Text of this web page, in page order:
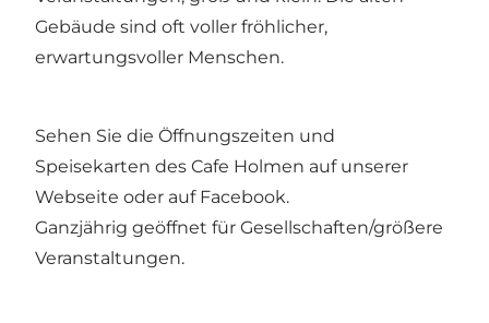
Gebäude sind oft voller fröhlicher,
erwartungsvoller Menschen.
Sehen Sie die Öffnungszeiten und
Speisekarten des Cafe Holmen auf unserer
Webseite oder auf Facebook.
Ganzjährig geöffnet für Gesellschaften/größere
Veranstaltungen.